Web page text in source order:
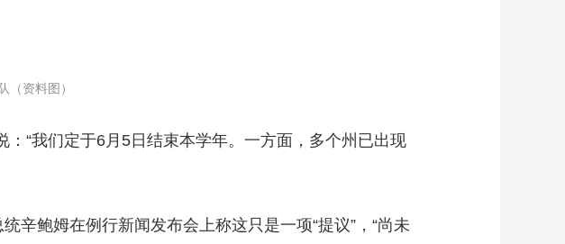
国际足球
资料图）
我们定于6月5日结束本学年。一方面，多个州已出现
鲍姆在例行新闻发布会上称这只是一项“提议”，“尚未